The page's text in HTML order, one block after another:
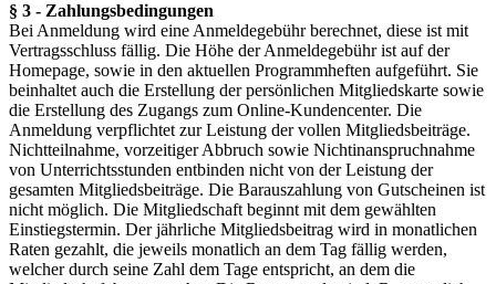
§ 3 - Zahlungsbedingungen
Bei Anmeldung wird eine Anmeldegebühr berechnet, diese ist mit
Vertragsschluss fällig. Die Höhe der Anmeldegebühr ist auf der
Homepage, sowie in den aktuellen Programmheften aufgeführt. Sie
beinhaltet auch die Erstellung der persönlichen Mitgliedskarte sowie
die Erstellung des Zugangs zum Online-Kundencenter. Die
Anmeldung verpflichtet zur Leistung der vollen Mitgliedsbeiträge.
Nichtteilnahme, vorzeitiger Abbruch sowie Nichtinanspruchnahme
von Unterrichtsstunden entbinden nicht von der Leistung der
gesamten Mitgliedsbeiträge. Die Barauszahlung von Gutscheinen ist
nicht möglich. Die Mitgliedschaft beginnt mit dem gewählten
Einstiegstermin. Der jährliche Mitgliedsbeitrag wird in monatlichen
Raten gezahlt, die jeweils monatlich an dem Tag fällig werden,
welcher durch seine Zahl dem Tage entspricht, an dem die